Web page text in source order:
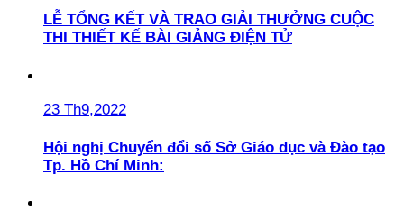
LỄ TỔNG KẾT VÀ TRAO GIẢI THƯỞNG CUỘC
THI THIẾT KẾ BÀI GIẢNG ĐIỆN TỬ
23 Th9,2022
Hội nghị Chuyển đổi số Sở Giáo dục và Đào tạo
Tp. Hồ Chí Minh: